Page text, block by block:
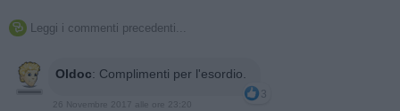
 Leggi i commenti precedenti...
Oldoc: Complimenti per l'esordio.
3
26 Novembre 2017 alle ore 23:20